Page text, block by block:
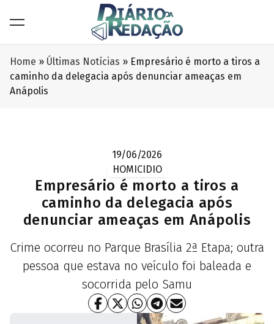
Home » Últimas Notícias » Empresário é morto a tiros a
caminho da delegacia após denunciar ameaças em
Anápolis
19/06/2026
HOMICIDIO
Empresário é morto a tiros a
caminho da delegacia após
denunciar ameaças em Anápolis
Crime ocorreu no Parque Brasília 2ª Etapa; outra
pessoa que estava no veículo foi baleada e
socorrida pelo Samu